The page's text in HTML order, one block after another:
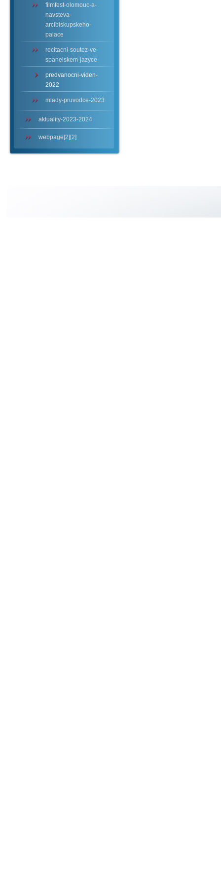
filmfest-olomouc-a-
navsteva-
arcibiskupskeho-
palace
recitacni-soutez-ve-
spanelskem-jazyce
predvanocni-viden-
2022
mlady-pruvodce-2023
aktuality-2023-2024
webpage[2][2]